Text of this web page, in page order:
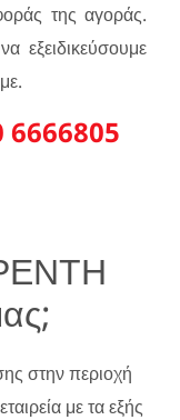
της αγοράς.
εξειδικεύσουμε
6666805
στην περιοχή
με τα εξής